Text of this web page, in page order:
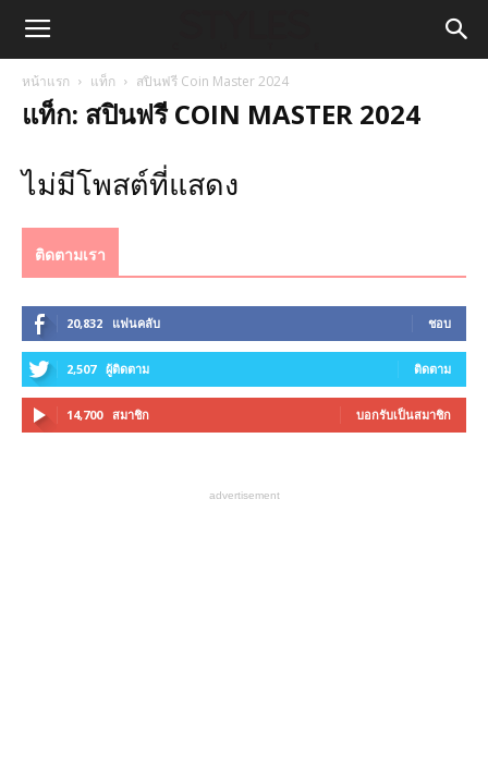
หน้าแรก แท็ก สปินฟรี Coin Master 2024
แท็ก: สปินฟรี COIN MASTER 2024
ไม่มีโพสต์ที่แสดง
ติดตามเรา
20,832 แฟนคลับ ชอบ
2,507 ผู้ติดตาม ติดตาม
14,700 สมาชิก บอกรับเป็นสมาชิก
advertisement